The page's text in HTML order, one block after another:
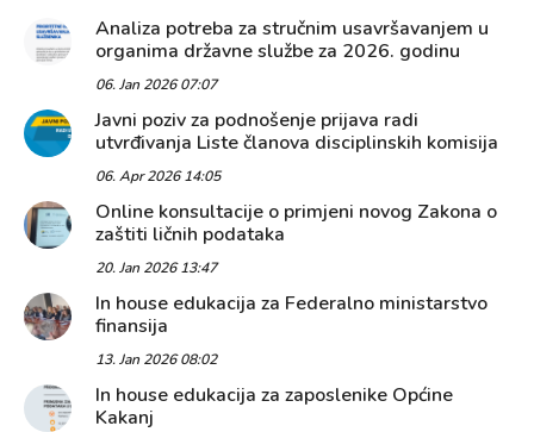
Analiza potreba za stručnim usavršavanjem u
organima državne službe za 2026. godinu
06. Jan 2026 07:07
Javni poziv za podnošenje prijava radi
utvrđivanja Liste članova disciplinskih komisija
06. Apr 2026 14:05
Online konsultacije o primjeni novog Zakona o
zaštiti ličnih podataka
20. Jan 2026 13:47
In house edukacija za Federalno ministarstvo
finansija
13. Jan 2026 08:02
In house edukacija za zaposlenike Općine
Kakanj